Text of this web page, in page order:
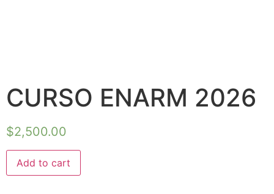
CURSO ENARM 2026
$2,500.00
Add to cart